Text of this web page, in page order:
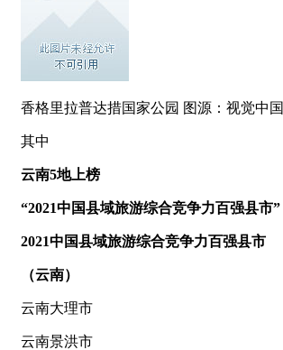
香格里拉普达措国家公园 图源：视觉中国
其中
云南5地上榜
“2021中国县域旅游综合竞争力百强县市”
2021中国县域旅游综合竞争力百强县市
（云南）
云南大理市
云南景洪市